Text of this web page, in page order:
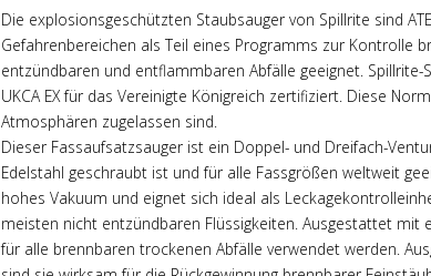
Die explosionsgeschützten Staubsauger von Spillrite sind
Gefahrenbereichen als Teil eines Programms zur Kontrolle
entzündbaren und entflammbaren Abfälle geeignet. Spillrite-
UKCA EX für das Vereinigte Königreich zertifiziert. Diese
Atmosphären zugelassen sind.
Dieser Fassaufsatzsauger ist ein Doppel- und Dreifach-
Edelstahl geschraubt ist und für alle Fassgrößen weltweit
hohes Vakuum und eignet sich ideal als
meisten nicht entzündbaren Flüssigkeiten. Ausgestattet
für alle brennbaren trockenen Abfälle verwendet werden.